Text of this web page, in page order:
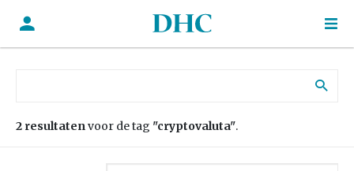
2 resultatenvoor de tag "cryptovaluta".